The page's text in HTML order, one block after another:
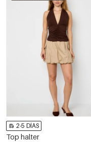
2-5 DÍAS
Top halter